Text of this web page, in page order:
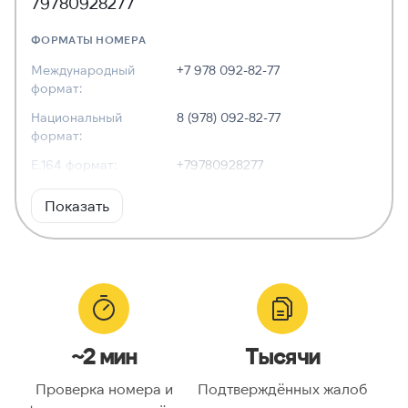
ФОРМАТЫ НОМЕРА
Международный
формат:
+7 978 092-82-77
Национальный
формат:
8 (978) 092-82-77
E.164 формат:
+79780928277
RFC3966
формат:
Тип номера:
Оператор связи:
Национальный
9780928277
Код страны:
Показать
~2 мин
Проверка номера и
Тысячи
Подтверждённых жалоб